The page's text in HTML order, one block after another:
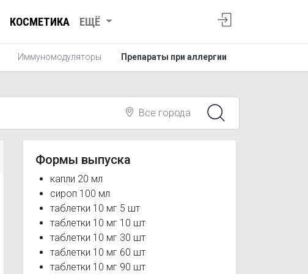
КОСМЕТИКА ЕЩЁ
Иммуномодуляторы Препараты при аллергии
Все города
Формы выпуска
капли 20 мл
сироп 100 мл
таблетки 10 мг 5 шт
таблетки 10 мг 10 шт
таблетки 10 мг 30 шт
таблетки 10 мг 60 шт
таблетки 10 мг 90 шт